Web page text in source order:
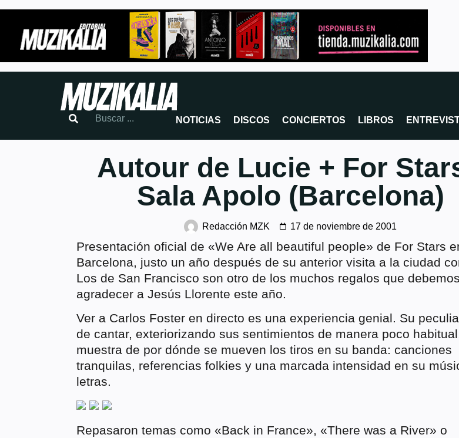
NOTICIAS DISCOS CONCIERTOS LIBROS
Autour de Lucie + For
Sala Apolo (Barcelona)
Redacción MZK 17 de noviembre de 2001
Presentación oficial de «We Are all beautiful people» de For Stars
Barcelona, justo un año después de su anterior visita a la ciudad
Los de San Francisco son otro de los muchos regalos que debemos
agradecer a Jesús Llorente este año.
Ver a Carlos Foster en directo es una experiencia genial. Su
de cantar, exteriorizando sus sentimientos de manera poco
muestra de por dónde se mueven los tiros en su banda: canciones
tranquilas, referencias folkies y una marcada intensidad en su
letras.
Repasaron temas como «Back in France», «There was a River» o